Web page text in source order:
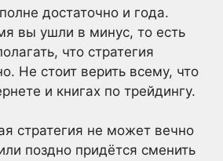
достаточно и года.
вы ушли в минус, то есть
что стратегия
Не стоит верить всему, что
и книгах по трейдингу.
стратегия не может вечно
поздно придётся сменить